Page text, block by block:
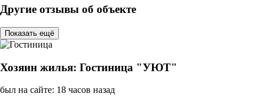
Другие отзывы об объекте
Показать ещё
Хозяин жилья: Гостиница "УЮТ"
был на сайте: 18 часов назад